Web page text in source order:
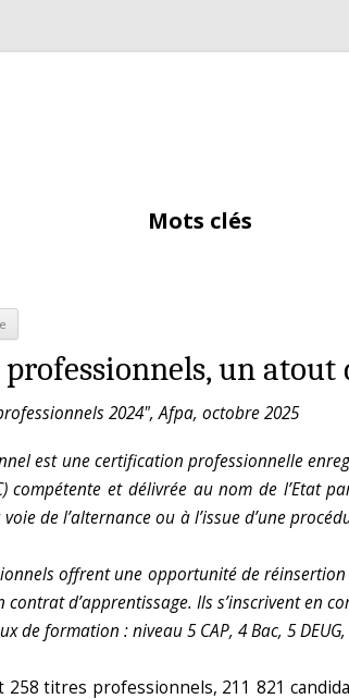
Mots clés
un atout
2024", Afpa, octobre 2025
est une certification professionnelle
compétente et délivrée au nom de l’Etat
de l’alternance ou à l’issue d’une
offrent une opportunité de
contrat d’apprentissage. Ils s’inscrivent en
de formation : niveau 5 CAP, 4 Bac, 5
258 titres professionnels, 211 821